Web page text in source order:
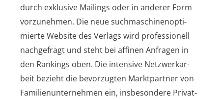
durch exklu­si­ve Mai­lings oder in ande­rer Form
vor­zu­neh­men. Die neue such­ma­schi­nen­op­ti­
mier­te Web­site des Ver­lags wird pro­fes­sio­nell
nach­ge­fragt und steht bei affi­nen Anfra­gen in
den Ran­kings oben. Die inten­si­ve Netz­werk­ar­
beit bezieht die bevor­zug­ten Markt­part­ner von
Fami­li­en­un­ter­neh­men ein, ins­be­son­de­re Pri­vat­